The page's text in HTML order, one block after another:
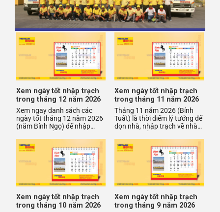
Xem ngày tốt nhập trạch
trong tháng 12 năm 2026
Xem ngay danh sách các
ngày tốt tháng 12 năm 2026
(năm Bính Ngọ) để nhập
hoàng
Xem ngày tốt nhập trạch
trong tháng 11 năm 2026
Tháng 11 năm 2026 (Bính
Tuất) là thời điểm lý tưởng để
dọn nhà, nhập trạch về nhà
Xem ngày tốt nhập trạch
trong tháng 10 năm 2026
Xem ngày tốt nhập trạch
trong tháng 9 năm 2026